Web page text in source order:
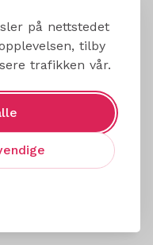
på nettstedet
tilby
trafikken vår.